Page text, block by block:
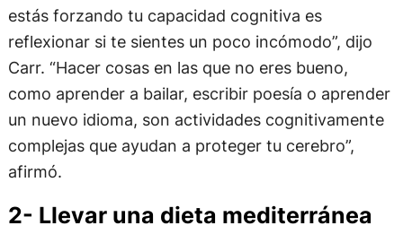
estás forzando tu capacidad cognitiva es
reflexionar si te sientes un poco incómodo”, dijo
Carr. “Hacer cosas en las que no eres bueno,
como aprender a bailar, escribir poesía o aprender
un nuevo idioma, son actividades cognitivamente
complejas que ayudan a proteger tu cerebro”,
afirmó.
2- Llevar una dieta mediterránea